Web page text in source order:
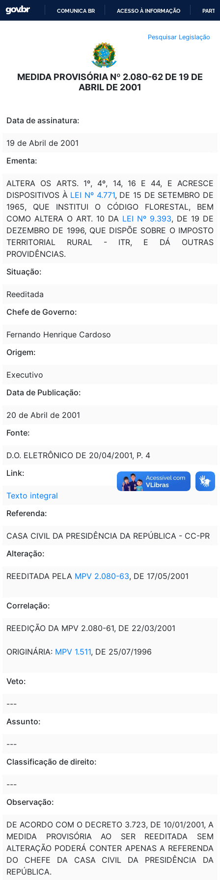
O
CONTEÚDO
COMUNICA BR ACESSO À INFORMAÇÃO
Pesquisar Legislação
MEDIDA PROVISÓRIA Nº 2.080-62 DE 19 DE
ABRIL DE 2001
Data de assinatura:
19 de Abril de 2001
Ementa:
ALTERA OS ARTS. 1º, 4º, 14, 16 E 44, E ACRESCE
DISPOSITIVOS À LEI Nº 4.771, DE 15 DE SETEMBRO DE
1965, QUE INSTITUI O CÓDIGO FLORESTAL, BEM
COMO ALTERA O ART. 10 DA LEI Nº 9.393, DE 19 DE
DEZEMBRO DE 1996, QUE DISPÕE SOBRE O IMPOSTO
TERRITORIAL RURAL - ITR, E DÁ OUTRAS
PROVIDÊNCIAS.
Situação:
Reeditada
Chefe de Governo:
Fernando Henrique Cardoso
Origem:
Executivo
Data de Publicação:
20 de Abril de 2001
Fonte:
D.O. ELETRÔNICO DE 20/04/2001, P. 4
Link:
Texto integral
Referenda:
CASA CIVIL DA PRESIDÊNCIA DA REPÚBLICA - CC-PR
Alteração:
REEDITADA PELA MPV 2.080-63, DE 17/05/2001
Correlação:
REEDIÇÃO DA MPV 2.080-61, DE 22/03/2001
ORIGINÁRIA: MPV 1.511, DE 25/07/1996
Veto:
---
Assunto:
---
Classificação de direito:
---
Observação:
DE ACORDO COM O DECRETO 3.723, DE 10/01/2001, A
MEDIDA PROVISÓRIA AO SER REEDITADA SEM
ALTERAÇÃO PODERÁ CONTER APENAS A REFERENDA
DO CHEFE DA CASA CIVIL DA PRESIDÊNCIA DA
REPÚBLICA.